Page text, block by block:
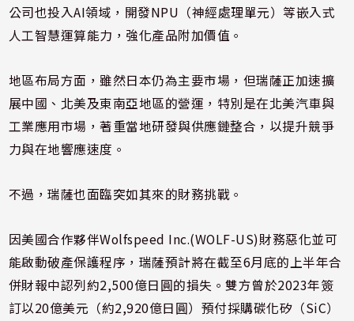
公司也投入AI領域，開發NPU（神經處理單元）等嵌入式
人工智慧運算能力，強化產品附加價值。
地區布局方面，雖然日本仍為主要市場，但瑞薩正加速擴
展中國、北美及東南亞地區的營運，特別是在北美汽車與
工業應用市場，著重當地研發與供應鏈整合，以提升競爭
力與在地響應速度。
不過，瑞薩也面臨突如其來的財務挑戰。
因美國合作夥伴Wolfspeed Inc.(WOLF-US)財務惡化並可
能啟動破產保護程序，瑞薩預計將在截至6月底的上半年合
併財報中認列約2,500億日圓的損失。雙方曾於2023年簽
訂以20億美元（約2,920億日圓）預付採購碳化矽（SiC）